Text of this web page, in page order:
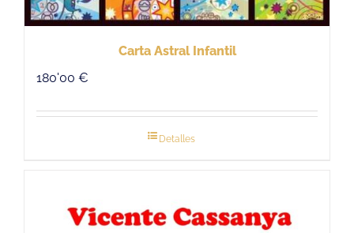
Carta Astral Infantil
180'00 €
Detalles